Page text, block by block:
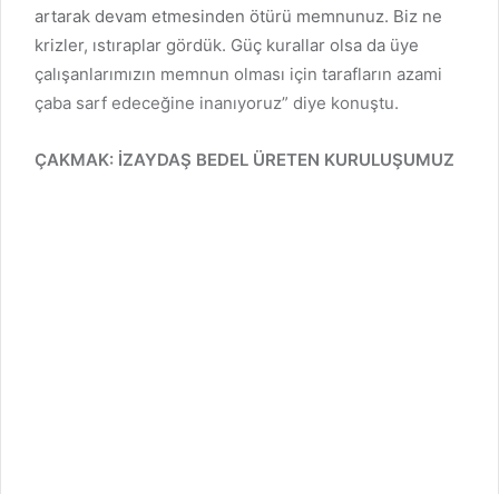
artarak devam etmesinden ötürü memnunuz. Biz ne
krizler, ıstıraplar gördük. Güç kurallar olsa da üye
çalışanlarımızın memnun olması için tarafların azami
çaba sarf edeceğine inanıyoruz” diye konuştu.
ÇAKMAK: İZAYDAŞ BEDEL ÜRETEN KURULUŞUMUZ